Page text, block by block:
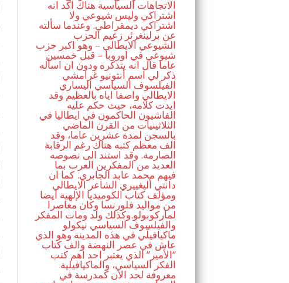
الاتجاهات السياسية هناك اكد انه
اشتراكي وليس شيوعي ولا
اشتراكي ديمقراطي. وعندما سألته
عن برلينغرئر زعيم الحزب
الشيوعي الايطالي – وهو اكبر حزب
شيوعي في اوروبا – قبل خمسين
عاما قال انه يتذكره ودون ان اسأله
ذكر لي اسم أنتونيو غرامشي
الفيلسوف السياسي اليساري
الايطالي واصفا اياه بالعظيم وقد
ايدت كلامه، حيث حكم عليه
الفاشيون الحاكمون في ايطاليا في
الثلاثينيات من القرن الماضي
بالسجن لمدة عشرين عاما، وقد
الف معظم كتبه هناك رغم الرقابة
الصارمة. وقد استند الى نصوصه
العديد من المفكرين العرب بما
فيهم محمد عابد الجابري. كما ان
دانتي أليغييري الشاعر الايطالي
ومؤلف كتاب الكوميديا الإلهية ايضا
من مواليد فلورنسا وكان معاصرا
لماركوبولو.وكذلك ولد ومات المفكر
والفيلسوف السياسي نيكولو
ماكيافيلّي في هذه المدينة وهو الذي
عاش في عصر النهضة والف كتاب
“الأمير” الذي يعتبر احد اهم كتب
الفكر السياسي، والماكيافيلية
معروفة لحد الان كمدرسة في